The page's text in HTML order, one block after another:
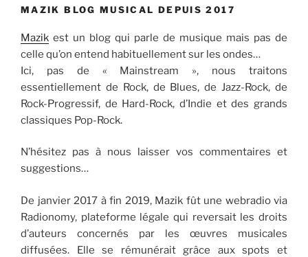
MAZIK BLOG MUSICAL DEPUIS 2017
Mazik est un blog qui parle de musique mais pas de
celle qu’on entend habituellement sur les ondes…
Ici, pas de « Mainstream », nous traitons
essentiellement de Rock, de Blues, de Jazz-Rock, de
Rock-Progressif, de Hard-Rock, d’Indie et des grands
classiques Pop-Rock.
N’hésitez pas à nous laisser vos commentaires et
suggestions…
De janvier 2017 à fin 2019, Mazik fût une webradio via
Radionomy, plateforme légale qui reversait les droits
d’auteurs concernés par les œuvres musicales
diffusées. Elle se rémunérait grâce aux spots et